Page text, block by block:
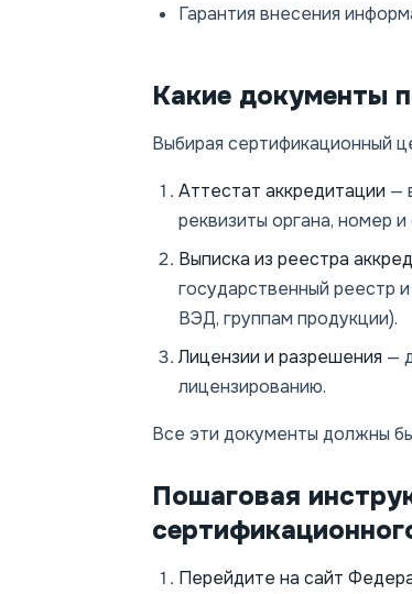
Гарантия внесения
Какие документы
Выбирая сертификационный
Аттестат аккредитации —
реквизиты органа, номер и
Выписка из реестра
государственный реестр
ВЭД, группам продукции).
Лицензии и разрешения —
лицензированию.
Все эти документы должны
Пошаговая
Перейдите на сайт